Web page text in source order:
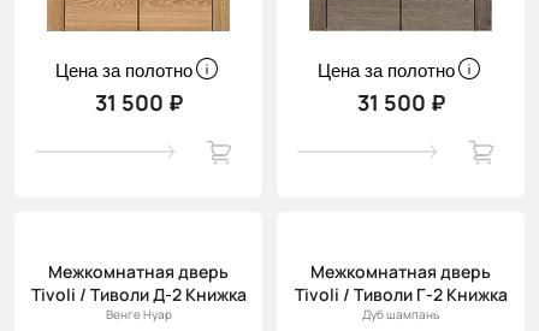
Цена за полотно
31 500 ₽
Цена за полотно
31 500 ₽
Межкомнатная дверь
Tivoli / Тиволи Д-2 Книжка
Венге Нуар
Межкомнатная дверь
Tivoli / Тиволи Г-2 Книжка
Дуб шампань